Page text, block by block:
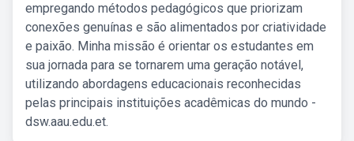
empregando métodos pedagógicos que priorizam
conexões genuínas e são alimentados por criatividade
e paixão. Minha missão é orientar os estudantes em
sua jornada para se tornarem uma geração notável,
utilizando abordagens educacionais reconhecidas
pelas principais instituições acadêmicas do mundo -
dsw.aau.edu.et.